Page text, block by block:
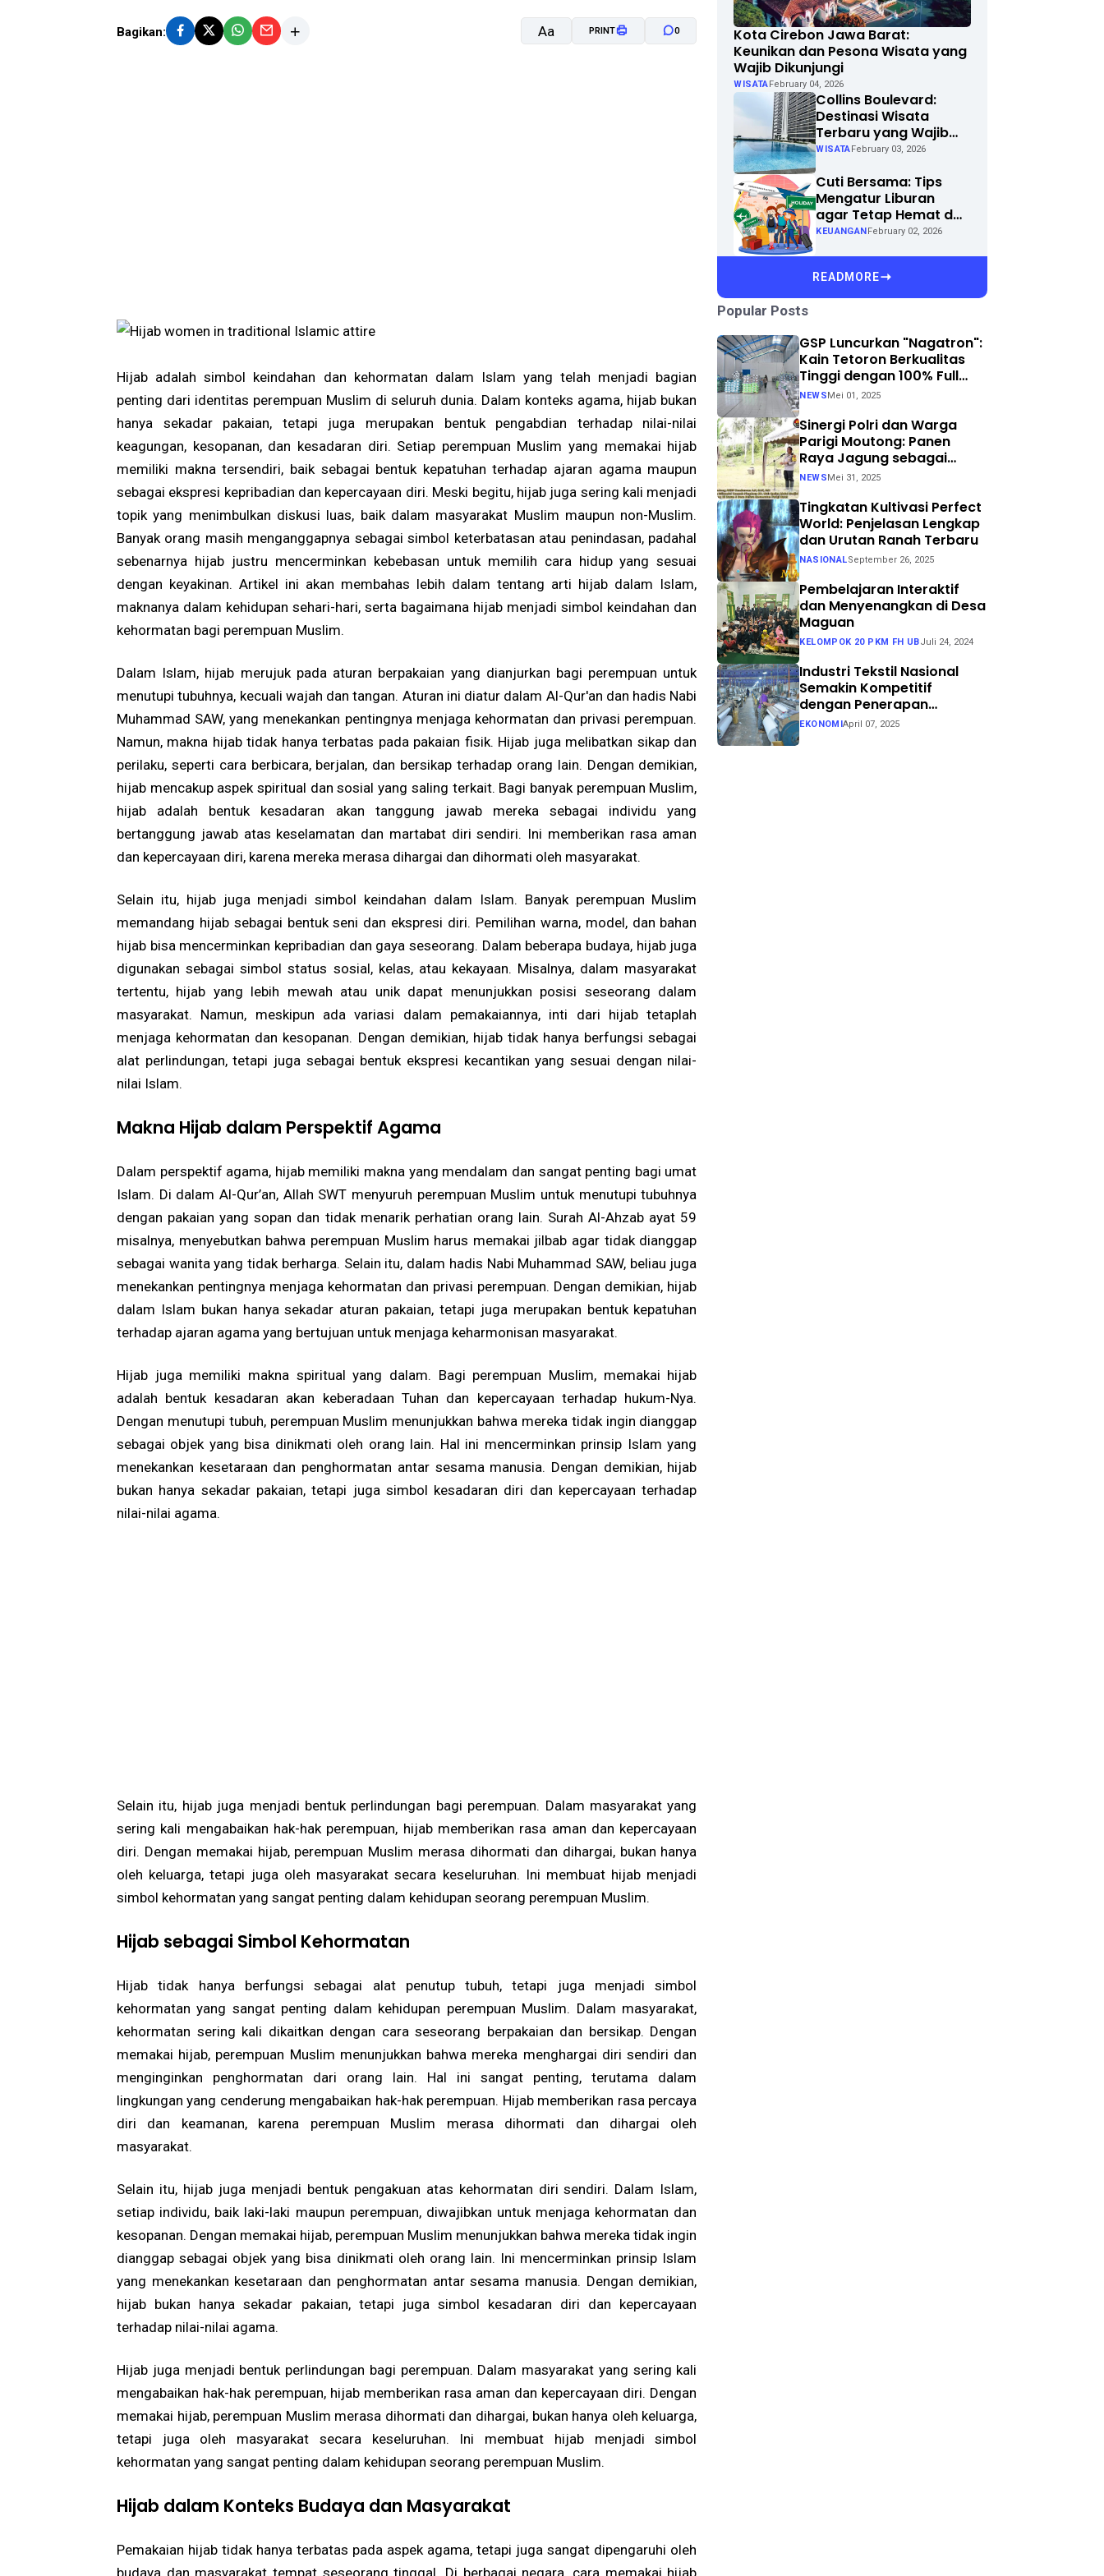
Bagikan: Aa PRINT 0
Hijab adalah simbol keindahan dan kehormatan dalam Islam yang telah menjadi bagian
penting dari identitas perempuan Muslim di seluruh dunia. Dalam konteks agama, hijab bukan
hanya sekadar pakaian, tetapi juga merupakan bentuk pengabdian terhadap nilai-nilai
keagungan, kesopanan, dan kesadaran diri. Setiap perempuan Muslim yang memakai hijab
memiliki makna tersendiri, baik sebagai bentuk kepatuhan terhadap ajaran agama maupun
sebagai ekspresi kepribadian dan kepercayaan diri. Meski begitu, hijab juga sering kali menjadi
topik yang menimbulkan diskusi luas, baik dalam masyarakat Muslim maupun non-Muslim.
Banyak orang masih menganggapnya sebagai simbol keterbatasan atau penindasan, padahal
sebenarnya hijab justru mencerminkan kebebasan untuk memilih cara hidup yang sesuai
dengan keyakinan. Artikel ini akan membahas lebih dalam tentang arti hijab dalam Islam,
maknanya dalam kehidupan sehari-hari, serta bagaimana hijab menjadi simbol keindahan dan
kehormatan bagi perempuan Muslim.
Dalam Islam, hijab merujuk pada aturan berpakaian yang dianjurkan bagi perempuan untuk
menutupi tubuhnya, kecuali wajah dan tangan. Aturan ini diatur dalam Al-Qur'an dan hadis Nabi
Muhammad SAW, yang menekankan pentingnya menjaga kehormatan dan privasi perempuan.
Namun, makna hijab tidak hanya terbatas pada pakaian fisik. Hijab juga melibatkan sikap dan
perilaku, seperti cara berbicara, berjalan, dan bersikap terhadap orang lain. Dengan demikian,
hijab mencakup aspek spiritual dan sosial yang saling terkait. Bagi banyak perempuan Muslim,
hijab adalah bentuk kesadaran akan tanggung jawab mereka sebagai individu yang
bertanggung jawab atas keselamatan dan martabat diri sendiri. Ini memberikan rasa aman
dan kepercayaan diri, karena mereka merasa dihargai dan dihormati oleh masyarakat.
Selain itu, hijab juga menjadi simbol keindahan dalam Islam. Banyak perempuan Muslim
memandang hijab sebagai bentuk seni dan ekspresi diri. Pemilihan warna, model, dan bahan
hijab bisa mencerminkan kepribadian dan gaya seseorang. Dalam beberapa budaya, hijab juga
digunakan sebagai simbol status sosial, kelas, atau kekayaan. Misalnya, dalam masyarakat
tertentu, hijab yang lebih mewah atau unik dapat menunjukkan posisi seseorang dalam
masyarakat. Namun, meskipun ada variasi dalam pemakaiannya, inti dari hijab tetaplah
menjaga kehormatan dan kesopanan. Dengan demikian, hijab tidak hanya berfungsi sebagai
alat perlindungan, tetapi juga sebagai bentuk ekspresi kecantikan yang sesuai dengan nilai-
nilai Islam.
Makna Hijab dalam Perspektif Agama
Dalam perspektif agama, hijab memiliki makna yang mendalam dan sangat penting bagi umat
Islam. Di dalam Al-Qur’an, Allah SWT menyuruh perempuan Muslim untuk menutupi tubuhnya
dengan pakaian yang sopan dan tidak menarik perhatian orang lain. Surah Al-Ahzab ayat 59
misalnya, menyebutkan bahwa perempuan Muslim harus memakai jilbab agar tidak dianggap
sebagai wanita yang tidak berharga. Selain itu, dalam hadis Nabi Muhammad SAW, beliau juga
menekankan pentingnya menjaga kehormatan dan privasi perempuan. Dengan demikian, hijab
dalam Islam bukan hanya sekadar aturan pakaian, tetapi juga merupakan bentuk kepatuhan
terhadap ajaran agama yang bertujuan untuk menjaga keharmonisan masyarakat.
Hijab juga memiliki makna spiritual yang dalam. Bagi perempuan Muslim, memakai hijab
adalah bentuk kesadaran akan keberadaan Tuhan dan kepercayaan terhadap hukum-Nya.
Dengan menutupi tubuh, perempuan Muslim menunjukkan bahwa mereka tidak ingin dianggap
sebagai objek yang bisa dinikmati oleh orang lain. Hal ini mencerminkan prinsip Islam yang
menekankan kesetaraan dan penghormatan antar sesama manusia. Dengan demikian, hijab
bukan hanya sekadar pakaian, tetapi juga simbol kesadaran diri dan kepercayaan terhadap
nilai-nilai agama.
Selain itu, hijab juga menjadi bentuk perlindungan bagi perempuan. Dalam masyarakat yang
sering kali mengabaikan hak-hak perempuan, hijab memberikan rasa aman dan kepercayaan
diri. Dengan memakai hijab, perempuan Muslim merasa dihormati dan dihargai, bukan hanya
oleh keluarga, tetapi juga oleh masyarakat secara keseluruhan. Ini membuat hijab menjadi
simbol kehormatan yang sangat penting dalam kehidupan seorang perempuan Muslim.
Hijab sebagai Simbol Kehormatan
Hijab tidak hanya berfungsi sebagai alat penutup tubuh, tetapi juga menjadi simbol
kehormatan yang sangat penting dalam kehidupan perempuan Muslim. Dalam masyarakat,
kehormatan sering kali dikaitkan dengan cara seseorang berpakaian dan bersikap. Dengan
memakai hijab, perempuan Muslim menunjukkan bahwa mereka menghargai diri sendiri dan
menginginkan penghormatan dari orang lain. Hal ini sangat penting, terutama dalam
lingkungan yang cenderung mengabaikan hak-hak perempuan. Hijab memberikan rasa percaya
diri dan keamanan, karena perempuan Muslim merasa dihormati dan dihargai oleh
masyarakat.
Selain itu, hijab juga menjadi bentuk pengakuan atas kehormatan diri sendiri. Dalam Islam,
setiap individu, baik laki-laki maupun perempuan, diwajibkan untuk menjaga kehormatan dan
kesopanan. Dengan memakai hijab, perempuan Muslim menunjukkan bahwa mereka tidak ingin
dianggap sebagai objek yang bisa dinikmati oleh orang lain. Ini mencerminkan prinsip Islam
yang menekankan kesetaraan dan penghormatan antar sesama manusia. Dengan demikian,
hijab bukan hanya sekadar pakaian, tetapi juga simbol kesadaran diri dan kepercayaan
terhadap nilai-nilai agama.
Hijab juga menjadi bentuk perlindungan bagi perempuan. Dalam masyarakat yang sering kali
mengabaikan hak-hak perempuan, hijab memberikan rasa aman dan kepercayaan diri. Dengan
memakai hijab, perempuan Muslim merasa dihormati dan dihargai, bukan hanya oleh keluarga,
tetapi juga oleh masyarakat secara keseluruhan. Ini membuat hijab menjadi simbol
kehormatan yang sangat penting dalam kehidupan seorang perempuan Muslim.
Hijab dalam Konteks Budaya dan Masyarakat
Pemakaian hijab tidak hanya terbatas pada aspek agama, tetapi juga sangat dipengaruhi oleh
Kota Cirebon Jawa Barat:
Keunikan dan Pesona Wisata yang
Wajib Dikunjungi
WISATA February 04, 2026
Collins Boulevard:
Destinasi Wisata
Terbaru yang Wajib
Dikunjungi di Kota
WISATA February 03, 2026
Cuti Bersama: Tips
Mengatur Liburan
agar Tetap Hemat dan
Menyenangkan
KEUANGAN February 02, 2026
READMORE
Popular Posts
GSP Luncurkan "Nagatron":
Kain Tetoron Berkualitas
Tinggi dengan 100% Full
Process
NEWS Mei 01, 2025
Sinergi Polri dan Warga
Parigi Moutong: Panen
Raya Jagung sebagai
Langkah Nyata Menuju
NEWS Mei 31, 2025
Tingkatan Kultivasi Perfect
World: Penjelasan Lengkap
dan Urutan Ranah Terbaru
NASIONALSeptember 26, 2025
Pembelajaran Interaktif
dan Menyenangkan di Desa
Maguan
KELOMPOK 20 PKM FH UBJuli 24, 2024
Industri Tekstil Nasional
Semakin Kompetitif
dengan Penerapan
Teknologi Air Jet Loom dan
EKONOMIApril 07, 2025